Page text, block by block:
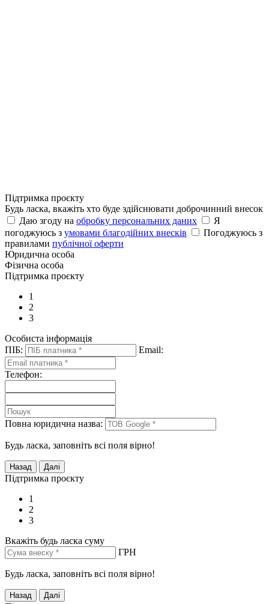
Підтримка проєкту
Будь ласка, вкажіть хто буде здійснювати доброчинний внесок
Даю згоду на обробку персональних даних
Я
погоджуюсь з умовами благодійних внесків
Погоджуюсь з
правилами публічної оферти
Юридична особа
Фізична особа
Підтримка проєкту
1
2
3
Особиста інформація
ПІБ:
Email:
Телефон:
Повна юридична назва:
Будь ласка, заповніть всі поля вірно!
Підтримка проєкту
1
2
3
Вкажіть будь ласка суму
ГРН
Будь ласка, заповніть всі поля вірно!